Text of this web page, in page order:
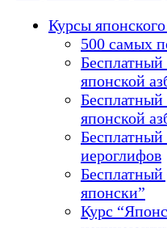
Курсы
500 самых
японской
японской
иероглифов
Бесплатный
японски”
Курс